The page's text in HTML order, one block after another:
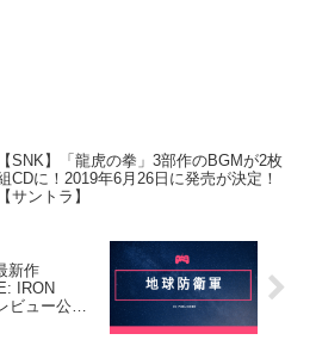
【SNK】「龍虎の拳」3部作のBGMが2枚
CDに！2019年6月26日に発売が決定！
【サントラ】
新作
IRON
ビュー公